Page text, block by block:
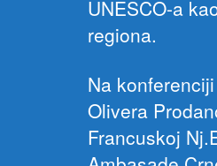
UNESCO-a
regiona.
Na
Olivera
Francuskoj